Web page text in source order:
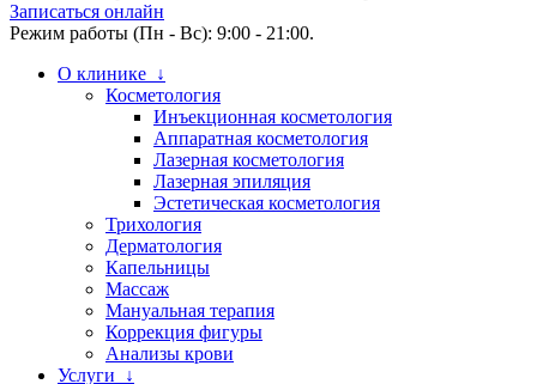
Записаться онлайн
Режим работы (Пн - Вс): 9:00 - 21:00.
О клинике ↓
Косметология
Инъекционная косметология
Аппаратная косметология
Лазерная косметология
Лазерная эпиляция
Эстетическая косметология
Трихология
Дерматология
Капельницы
Массаж
Мануальная терапия
Коррекция фигуры
Анализы крови
Услуги ↓